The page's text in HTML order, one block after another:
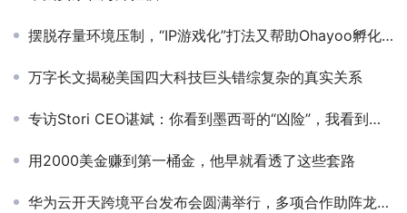
摆脱存量环境压制，“IP游戏化”打法又帮助Ohayoo孵化出了两个休闲爆款
万字长文揭秘美国四大科技巨头错综复杂的真实关系
专访Stori CEO谌斌：你看到墨西哥的“凶险”，我看到下一个百亿美元的机会
用2000美金赚到第一桶金，他早就看透了这些套路
华为云开天跨境平台发布会圆满举行，多项合作助阵龙岗跨境电商产业高地